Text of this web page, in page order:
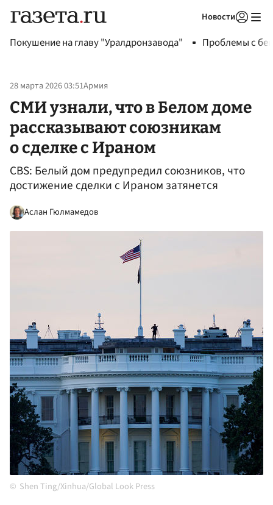
Новости
Покушение на главу "Уралдронзавода" Проблемы с
28 марта 2026 03:51Армия
СМИ узнали, что в Белом доме
рассказывают союзникам
о сделке с Ираном
CBS: Белый дом предупредил союзников, что
достижение сделки с Ираном затянется
Аслан Гюлмамедов
Shen Ting/Xinhua/Global Look Press